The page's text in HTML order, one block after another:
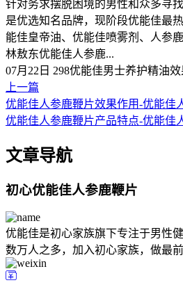
针对务求摆脱困境的男性和众多寻
是优选知名品牌，现阶段优能佳最
能佳皇帝油、优能佳喷雾剂、人参
林敖东优能佳人参鹿...
07月22日 298优能佳男士养护精油
上一篇
优能佳人参鹿鞭片效果作用-优能佳
优能佳人参鹿鞭片产品特点-优能佳
文章导航
初心优能佳人参鹿鞭片
优能佳是初心家族旗下专注于男性
数万人之多，加入初心家族，做最前